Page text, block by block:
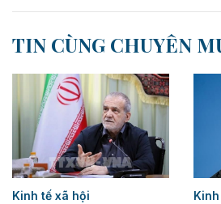
TIN CÙNG CHUYÊN
Kinh tế xã hội